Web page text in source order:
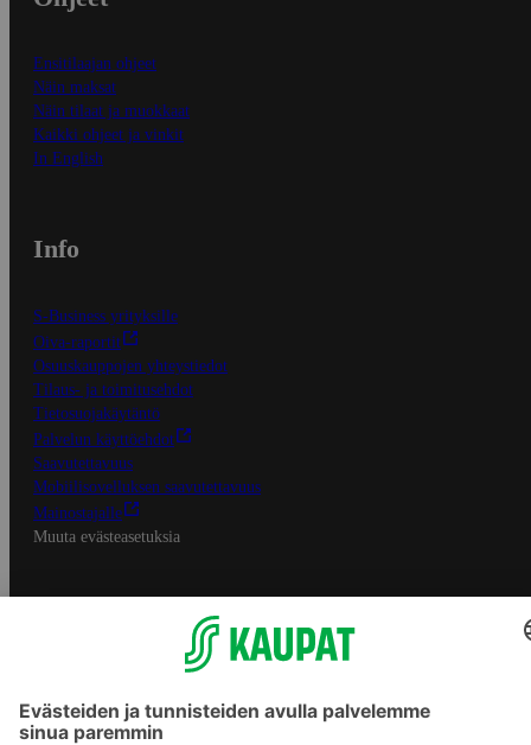
Ensitilaajan ohjeet
Näin maksat
Näin tilaat ja muokkaat
Kaikki ohjeet ja vinkit
In English
Info
S-Business yrityksille
Oiva-raportit
Osuuskauppojen yhteystiedot
Tilaus- ja toimitusehdot
Tietosuojakäytäntö
Palvelun käyttöehdot
Saavutettavuus
Mobiilisovelluksen saavutettavuus
Mainostajalle
Muuta evästeasetuksia
S-ryhmän palvelut
Asiakasomistajuus